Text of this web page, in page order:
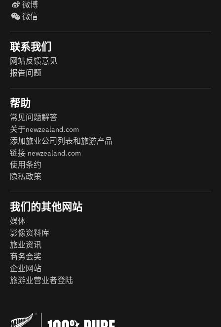
微博
微信
联系我们
网站反馈意见
报告问题
帮助
常见问题解答
关于newzealand.com
添加旅业公司列表和旅游产品
链接 newzealand.com
使用条约
隐私政策
我们的其他网站
媒体
影像资料库
旅业资讯
商务会奖
企业网站
旅游业营业者登陆